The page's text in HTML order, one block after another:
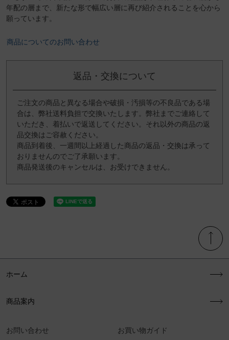
年配の層まで、新たな形で幅広い層に再び紹介されることを心から
願っています。
商品についてのお問い合わせ
返品・交換について
ご注文の商品と異なる場合や破損・汚損等の不良品である場
合は、弊社送料負担で交換いたします。弊社までご連絡して
いただき、着払いで返送してください。それ以外の商品の返
品交換はご容赦ください。
商品到着後、一週間以上経過した商品の返品・交換は承って
おりませんのでご了承願います。
商品発送後のキャンセルは、お受けできません。
ホーム
商品案内
お問い合わせ お買い物ガイド